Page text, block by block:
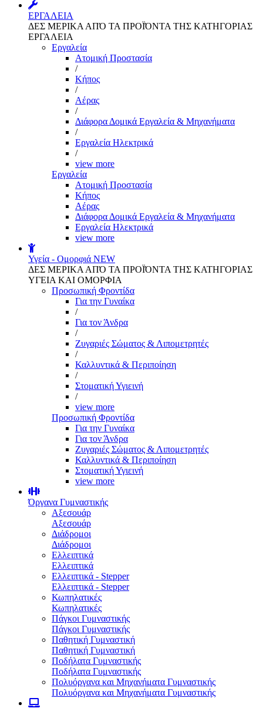
ΕΡΓΑΛΕΙΑ
ΔΕΣ ΜΕΡΙΚΑ ΑΠΌ ΤΑ ΠΡΟΪΌΝΤΑ ΤΗΣ ΚΑΤΗΓΟΡΙΑΣ
ΕΡΓΑΛΕΙΑ
Εργαλεία
Aτομική Προστασία
/
Kήπος
/
Αέρας
/
Διάφορα Δομικά Εργαλεία & Μηχανήματα
/
Εργαλεία Ηλεκτρικά
/
view more
Εργαλεία
Aτομική Προστασία
Kήπος
Αέρας
Διάφορα Δομικά Εργαλεία & Μηχανήματα
Εργαλεία Ηλεκτρικά
view more
Υγεία - Ομορφιά NEW
ΔΕΣ ΜΕΡΙΚΑ ΑΠΌ ΤΑ ΠΡΟΪΌΝΤΑ ΤΗΣ ΚΑΤΗΓΟΡΙΑΣ
ΥΓΕΙΑ ΚΑΙ ΟΜΟΡΦΙΑ
Προσωπική Φροντίδα
Για την Γυναίκα
/
Για τον Άνδρα
/
Ζυγαριές Σώματος & Λιπομετρητές
/
Καλλυντικά & Περιποίηση
/
Στοματική Υγιεινή
/
view more
Προσωπική Φροντίδα
Για την Γυναίκα
Για τον Άνδρα
Ζυγαριές Σώματος & Λιπομετρητές
Καλλυντικά & Περιποίηση
Στοματική Υγιεινή
view more
Όργανα Γυμναστικής
Αξεσουάρ
Αξεσουάρ
Διάδρομοι
Διάδρομοι
Ελλειπτικά
Ελλειπτικά
Ελλειπτικά - Stepper
Ελλειπτικά - Stepper
Κωπηλατικές
Κωπηλατικές
Πάγκοι Γυμναστικής
Πάγκοι Γυμναστικής
Παθητική Γυμναστική
Παθητική Γυμναστική
Ποδήλατα Γυμναστικής
Ποδήλατα Γυμναστικής
Πολυόργανα και Μηχανήματα Γυμναστικής
Πολυόργανα και Μηχανήματα Γυμναστικής